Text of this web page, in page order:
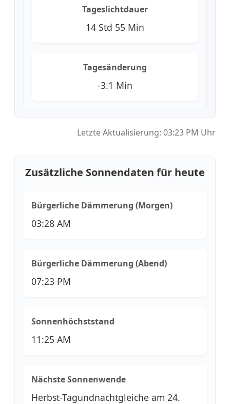
Tageslichtdauer
14 Std 55 Min
Tagesänderung
-3.1 Min
Letzte Aktualisierung: 03:23 PM Uhr
Zusätzliche Sonnendaten für heute
Bürgerliche Dämmerung (Morgen)
03:28 AM
Bürgerliche Dämmerung (Abend)
07:23 PM
Sonnenhöchststand
11:25 AM
Nächste Sonnenwende
Herbst-Tagundnachtgleiche am 24.